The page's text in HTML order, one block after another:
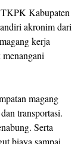
Kabupaten
akronim dari
kerja
magang
transportasi.
Serta
biaya sampai